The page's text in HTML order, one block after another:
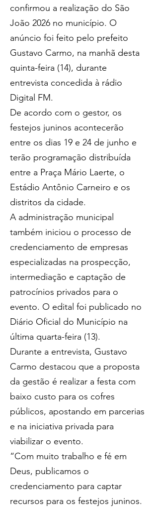
confirmou a realização do São
João 2026 no município. O
anúncio foi feito pelo prefeito
Gustavo Carmo, na manhã desta
quinta-feira (14), durante
entrevista concedida à rádio
Digital FM.
De acordo com o gestor, os
festejos juninos acontecerão
entre os dias 19 e 24 de junho e
terão programação distribuída
entre a Praça Mário Laerte, o
Estádio Antônio Carneiro e os
distritos da cidade.
A administração municipal
também iniciou o processo de
credenciamento de empresas
especializadas na prospecção,
intermediação e captação de
patrocínios privados para o
evento. O edital foi publicado no
Diário Oficial do Município na
última quarta-feira (13).
Durante a entrevista, Gustavo
Carmo destacou que a proposta
da gestão é realizar a festa com
baixo custo para os cofres
públicos, apostando em parcerias
e na iniciativa privada para
viabilizar o evento.
“Com muito trabalho e fé em
Deus, publicamos o
credenciamento para captar
recursos para os festejos juninos.